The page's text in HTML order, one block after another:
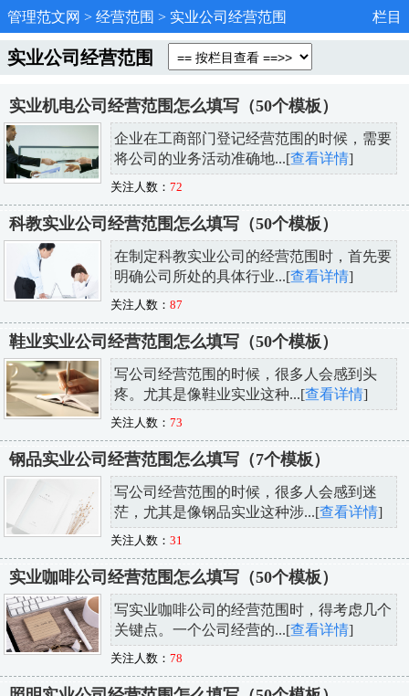
管理范文网 > 经营范围 > 实业公司经营范围 栏目
实业公司经营范围
实业机电公司经营范围怎么填写（50个模板）
企业在工商部门登记经营范围的时候，需要
将公司的业务活动准确地...[查看详情]
关注人数： 72
科教实业公司经营范围怎么填写（50个模板）
在制定科教实业公司的经营范围时，首先要
明确公司所处的具体行业...[查看详情]
关注人数： 87
鞋业实业公司经营范围怎么填写（50个模板）
写公司经营范围的时候，很多人会感到头
疼。尤其是像鞋业实业这种...[查看详情]
关注人数： 73
钢品实业公司经营范围怎么填写（7个模板）
写公司经营范围的时候，很多人会感到迷
茫，尤其是像钢品实业这种涉...[查看详情]
关注人数： 31
实业咖啡公司经营范围怎么填写（50个模板）
写实业咖啡公司的经营范围时，得考虑几个
关键点。一个公司经营的...[查看详情]
关注人数： 78